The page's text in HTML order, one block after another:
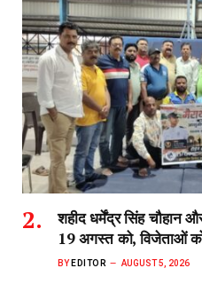
शहीद धर्मेंद्र सिंह चौहान
19 अगस्त को, विजेताओं
BY EDITOR AUGUST 5, 2026